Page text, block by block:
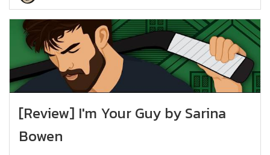
[Review] I'm Your Guy by Sarina
Bowen